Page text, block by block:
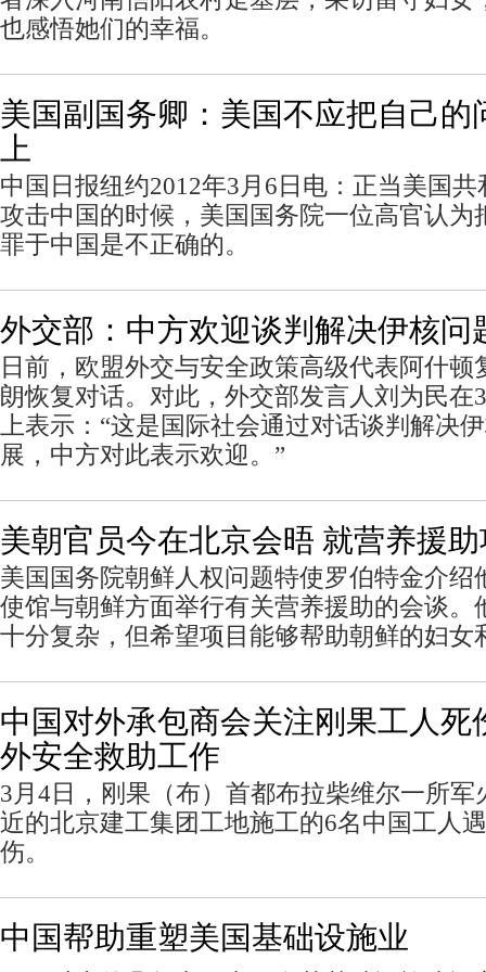
也感悟她们的幸福。
美国副国务卿：美国不应把自己的
上
中国日报纽约2012年3月6日电：正当美国
攻击中国的时候，美国国务院一位高官认为
罪于中国是不正确的。
外交部：中方欢迎谈判解决伊核问
日前，欧盟外交与安全政策高级代表阿什顿
朗恢复对话。对此，外交部发言人刘为民在
上表示：“这是国际社会通过对话谈判解决
展，中方对此表示欢迎。”
美朝官员今在北京会晤 就营养援
美国国务院朝鲜人权问题特使罗伯特金介绍
使馆与朝鲜方面举行有关营养援助的会谈。
十分复杂，但希望项目能够帮助朝鲜的妇女
中国对外承包商会关注刚果工人死
外安全救助工作
3月4日，刚果（布）首都布拉柴维尔一所军
近的北京建工集团工地施工的6名中国工人
伤。
中国帮助重塑美国基础设施业